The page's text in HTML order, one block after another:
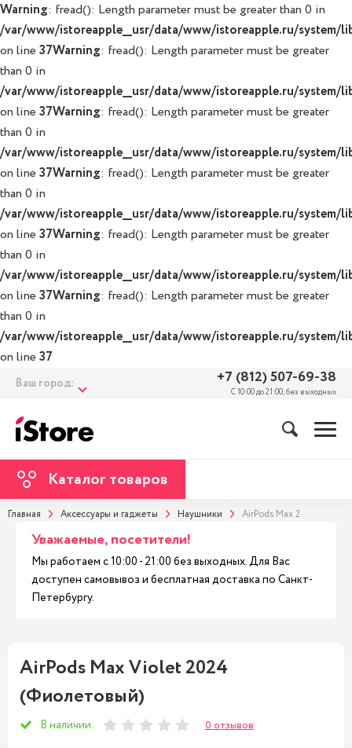
Warning: fread(): Length parameter must be greater than 0 in
/var/www/istoreapple__usr/data/www/istoreapple.ru/system/
on line 37Warning: fread(): Length parameter must be greater
than 0 in
/var/www/istoreapple__usr/data/www/istoreapple.ru/system/
on line 37Warning: fread(): Length parameter must be greater
than 0 in
/var/www/istoreapple__usr/data/www/istoreapple.ru/system/
on line 37Warning: fread(): Length parameter must be greater
than 0 in
/var/www/istoreapple__usr/data/www/istoreapple.ru/system/
on line 37Warning: fread(): Length parameter must be greater
than 0 in
/var/www/istoreapple__usr/data/www/istoreapple.ru/system/
on line 37Warning: fread(): Length parameter must be greater
than 0 in
/var/www/istoreapple__usr/data/www/istoreapple.ru/system/
on line 37
Ваш город: +7 (812) 507-69-38
С 10:00 до 21:00, без выходных
Каталог товаров
Главная Аксессуары и гаджеты Наушники AirPods Max 2
Уважаемые, посетители!
Мы работаем с 10:00 - 21:00 без выходных. Для Вас
доступен самовывоз и бесплатная доставка по Санкт-
Петербургу.
AirPods Max Violet 2024
(Фиолетовый)
В наличии 0 отзывов